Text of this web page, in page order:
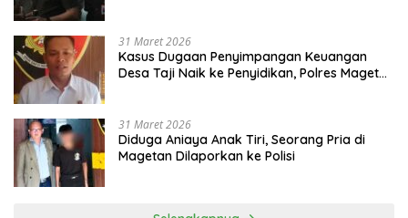
31 Maret 2026
Kasus Dugaan Penyimpangan Keuangan
Desa Taji Naik ke Penyidikan, Polres Magetan
31 Maret 2026
Diduga Aniaya Anak Tiri, Seorang Pria di
Magetan Dilaporkan ke Polisi